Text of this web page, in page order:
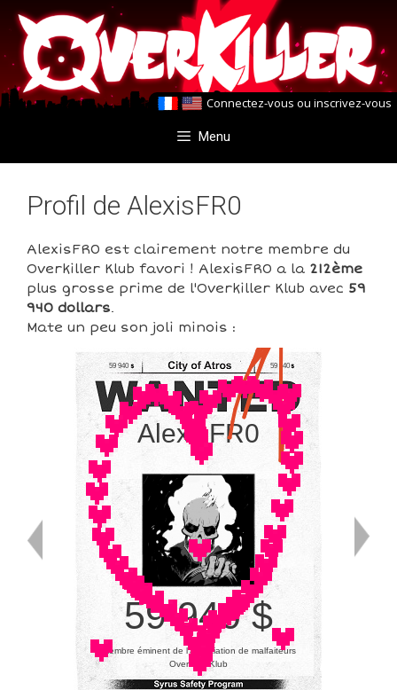
Aller
au
contenu
Aller
au
contenu
Connectez-vous ou inscrivez-vous
Menu
Profil de AlexisFR0
AlexisFR0 est clairement notre membre du
Overkiller Klub favori ! AlexisFR0 a la 212ème
plus grosse prime de l'Overkiller Klub avec 59
940 dollars.
Mate un peu son joli minois :
59 940
AlexisFR0
59 940
59 940 $
membre éminent de l’association de malfaiteurs
Overkiller Klub